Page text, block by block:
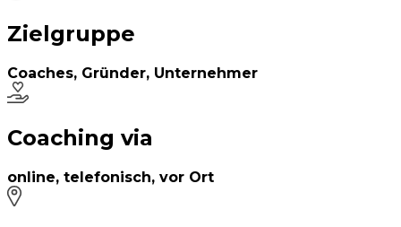
Zielgruppe
Coaches, Gründer, Unternehmer
Coaching via
online, telefonisch, vor Ort